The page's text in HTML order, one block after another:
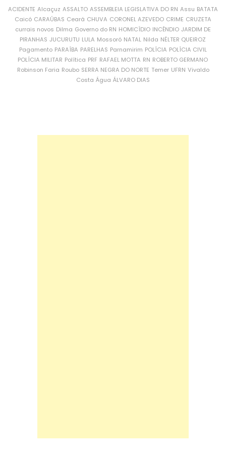
ACIDENTE Alcaçuz ASSALTO ASSEMBLEIA LEGISLATIVA DO RN Assu BATATA
Caicó CARAÚBAS Ceará CHUVA CORONEL AZEVEDO CRIME CRUZETA
currais novos Dilma Governo do RN HOMICÍDIO INCÊNDIO JARDIM DE
PIRANHAS JUCURUTU LULA Mossoró NATAL Nilda NÉLTER QUEIROZ
Pagamento PARAÍBA PARELHAS Parnamirim POLÍCIA POLÍCIA CIVIL
POLÍCIA MILITAR Política PRF RAFAEL MOTTA RN ROBERTO GERMANO
Robinson Faria Roubo SERRA NEGRA DO NORTE Temer UFRN Vivaldo
Costa Água ÁLVARO DIAS